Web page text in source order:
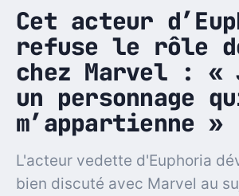
Cet acteur
refuse le rôle
chez Marvel : «
un personnage
m’appartienne »
L'acteur vedette d'Euphoria
bien discuté avec Marvel au